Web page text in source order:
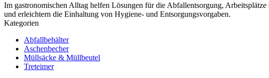
Im gastronomischen Alltag helfen Lösungen für die Abfallentsorgung,
und erleichtern die Einhaltung von Hygiene- und Entsorgungsvorgaben.
Kategorien
Abfallbehälter
Aschenbecher
Müllsäcke & Müllbeutel
Treteimer